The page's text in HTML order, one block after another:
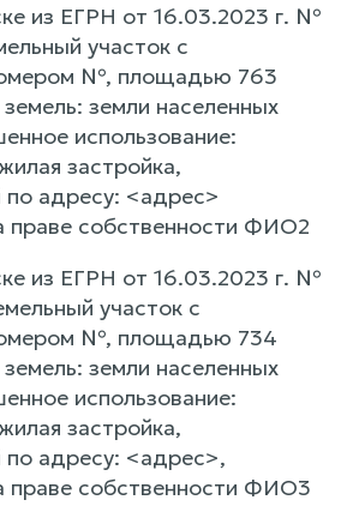
из ЕГРН от 16.03.2023 г. №
участок с
№, площадью 763
земли населенных
использование:
застройка,
адресу: <адрес>
праве собственности ФИО2
из ЕГРН от 16.03.2023 г. №
участок с
№, площадью 734
земли населенных
использование:
застройка,
адресу: <адрес>,
праве собственности ФИО3